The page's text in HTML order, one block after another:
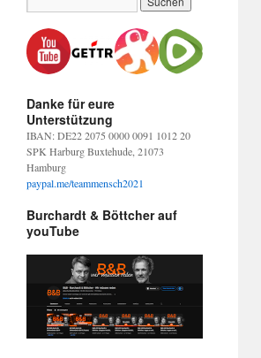
Danke für eure
Unterstützung
IBAN: DE22 2075 0000 0091 1012 20
SPK Harburg Buxtehude, 21073
Hamburg
paypal.me/teammensch2021
Burchardt & Böttcher auf
youTube